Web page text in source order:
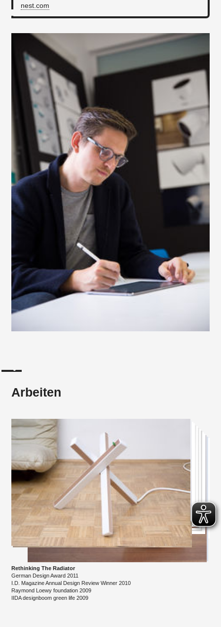
nest.com
Arbeiten
Rethinking The Radiator
German Design Award 2011
I.D. Magazine Annual Design Review Winner 2010
Raymond Loewy foundation 2009
​IIDA designboom green life 2009